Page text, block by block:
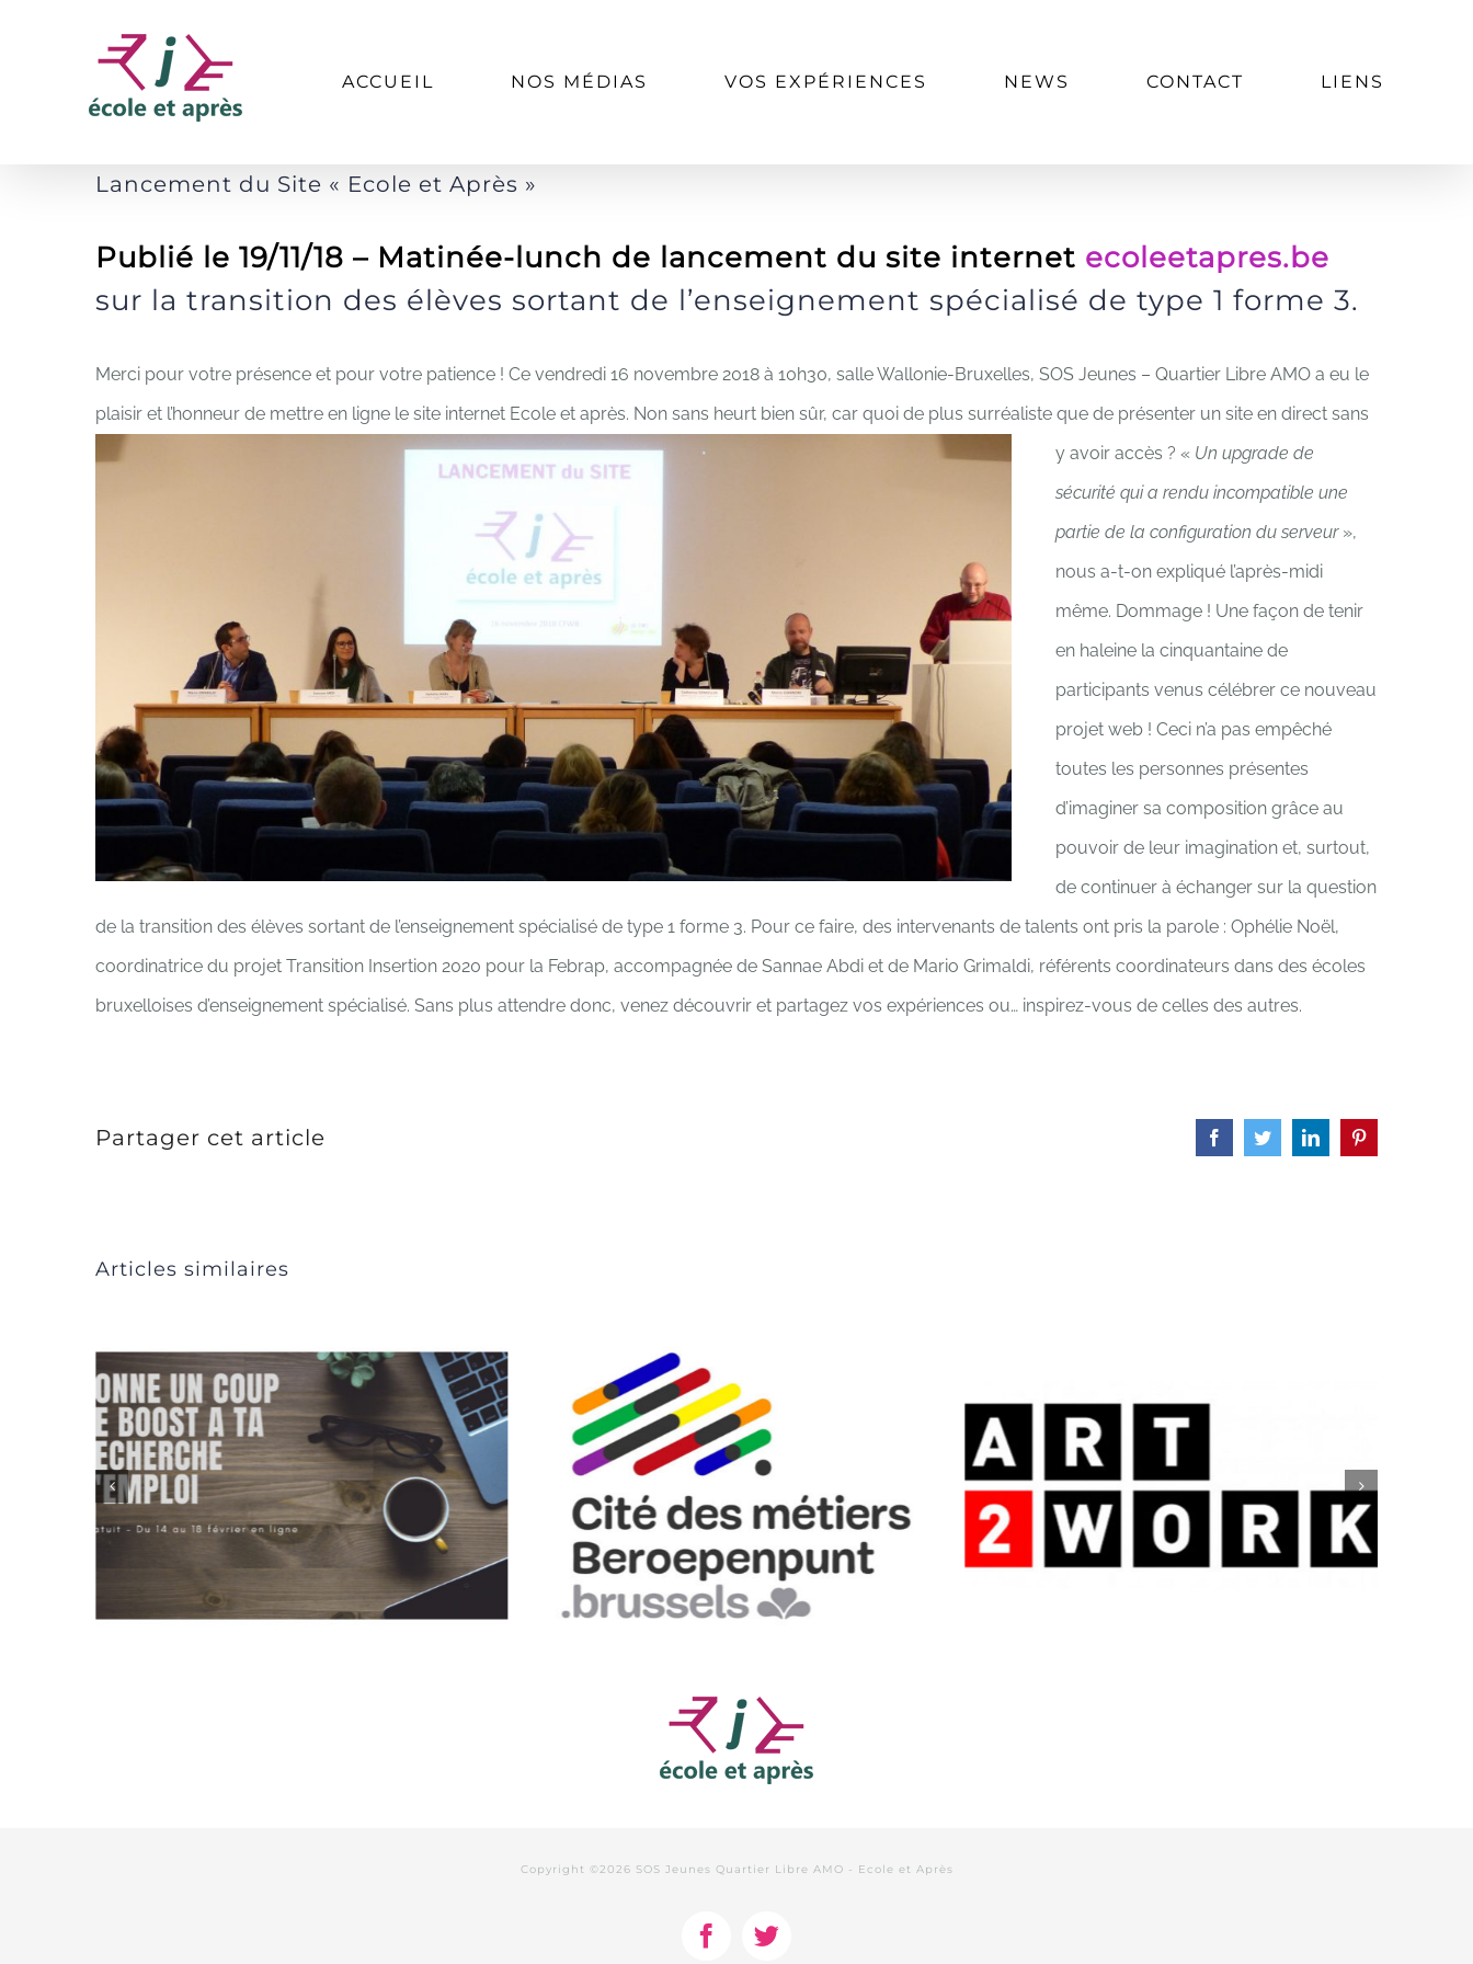
ACCUEIL NOS MÉDIAS VOS EXPÉRIENCES NEWS CONTACT LIENS
Lancement du Site « Ecole et Après »
Publié le 19/11/18 – Matinée-lunch de lancement du site internet ecoleetapres.be
sur la transition des élèves sortant de l’enseignement spécialisé de type 1 forme 3.
Merci pour votre présence et pour votre patience ! Ce vendredi 16 novembre 2018 à 10h30, salle Wallonie-Bruxelles, SOS Jeunes – Quartier Libre AMO a eu le
plaisir et l’honneur de mettre en ligne le site internet Ecole et après. Non sans heurt bien sûr, car quoi de plus surréaliste que de présenter un site en direct sans
y avoir accès ? « Un upgrade de
sécurité qui a rendu incompatible une
partie de la configuration du serveur »,
nous a-t-on expliqué l’après-midi
même. Dommage ! Une façon de tenir
en haleine la cinquantaine de
participants venus célébrer ce nouveau
projet web ! Ceci n’a pas empêché
toutes les personnes présentes
d’imaginer sa composition grâce au
pouvoir de leur imagination et, surtout,
de continuer à échanger sur la question
de la transition des élèves sortant de l’enseignement spécialisé de type 1 forme 3. Pour ce faire, des intervenants de talents ont pris la parole : Ophélie Noël,
coordinatrice du projet Transition Insertion 2020 pour la Febrap, accompagnée de Sannae Abdi et de Mario Grimaldi, référents coordinateurs dans des écoles
bruxelloises d’enseignement spécialisé. Sans plus attendre donc, venez découvrir et partagez vos expériences ou… inspirez-vous de celles des autres.
Partager cet article FacebookTwitterLinkedInPinterest
Articles similaires
Nice to NEET you – Module
GO
Journée internationale des
Entretien individuel
d’orientation professionnelle
Copyright ©2026 SOS Jeunes Quartier Libre AMO - Ecole et Après
FacebookTwitter